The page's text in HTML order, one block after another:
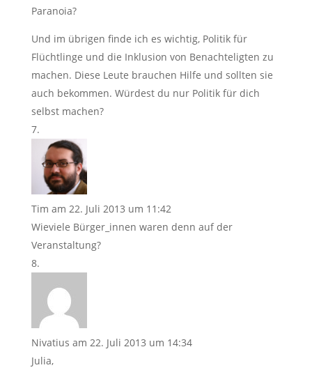
Paranoia?
Und im übrigen finde ich es wichtig, Politik für
Flüchtlinge und die Inklusion von Benachteligten zu
machen. Diese Leute brauchen Hilfe und sollten sie
auch bekommen. Würdest du nur Politik für dich
selbst machen?
Tim am 22. Juli 2013 um 11:42
Wieviele Bürger_innen waren denn auf der
Veranstaltung?
Nivatius am 22. Juli 2013 um 14:34
Julia,